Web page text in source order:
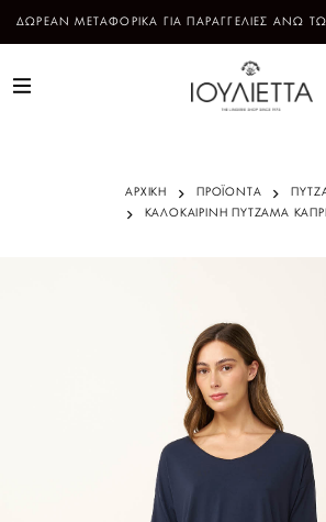
ΔΩΡΕΑΝ ΜΕΤΑΦΟΡΙΚΑ ΓΙΑ ΠΑΡΑΓΓΕΛΙΕΣ ΑΝΩ
ΑΡΧΙΚΗ ΠΡΟΪΌΝΤΑ
ΚΑΛΟΚΑΙΡΙΝΗ ΠΥΤΖΑΜΑ ΚΑΠΡΙ